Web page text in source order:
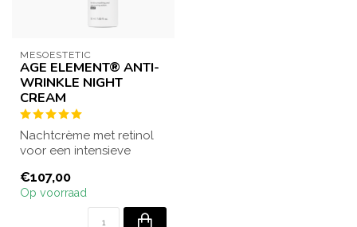
MESOESTETIC
AGE ELEMENT® ANTI-
WRINKLE NIGHT
CREAM
Nachtcrème met retinol
voor een intensieve
herstellende wer...
€107,00
Op voorraad